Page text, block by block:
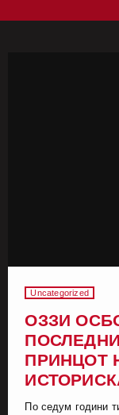
Uncategorized
ОЗЗИ
ПРИНЦОТ
По седум години